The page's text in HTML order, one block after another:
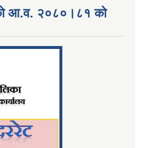
आ.व. २०८०।८१ को